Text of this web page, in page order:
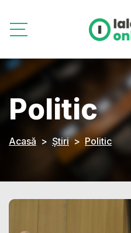
Politic
Acasă Știri Politic